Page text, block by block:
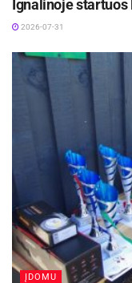
Sidabras
lyderiui
sukūrė
1 min. 21
Amerikietis
sportas.ltinf.
Ignalinoje startuos
2026-07-31
ĮDOMU